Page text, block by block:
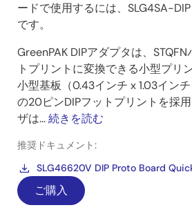
ードで使用するには、SLG4SA-
です。
GreenPAK DIPアダプタは、
トプリントに変換できる小型プリ
小型基板（0.43インチ x 1.03イン
の20ピンDIPフットプリントを採
ザは...続きを読む
推奨ドキュメント:
SLG46620V DIP Proto Board
ご購入